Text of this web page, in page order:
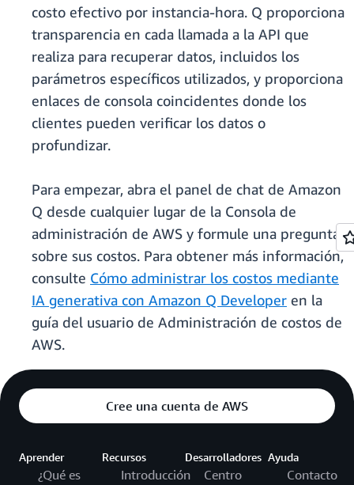
costo efectivo por instancia-hora. Q proporciona
transparencia en cada llamada a la API que
realiza para recuperar datos, incluidos los
parámetros específicos utilizados, y proporciona
enlaces de consola coincidentes donde los
clientes pueden verificar los datos o
profundizar.
Para empezar, abra el panel de chat de Amazon
Q desde cualquier lugar de la Consola de
administración de AWS y formule una pregunta
sobre sus costos. Para obtener más información,
consulte Cómo administrar los costos mediante
IA generativa con Amazon Q Developer en la
guía del usuario de Administración de costos de
AWS.
Cree una cuenta de AWS
Aprender
¿Qué es
Recursos
Introducción
Desarrolladores
Centro
Ayuda
Contacto